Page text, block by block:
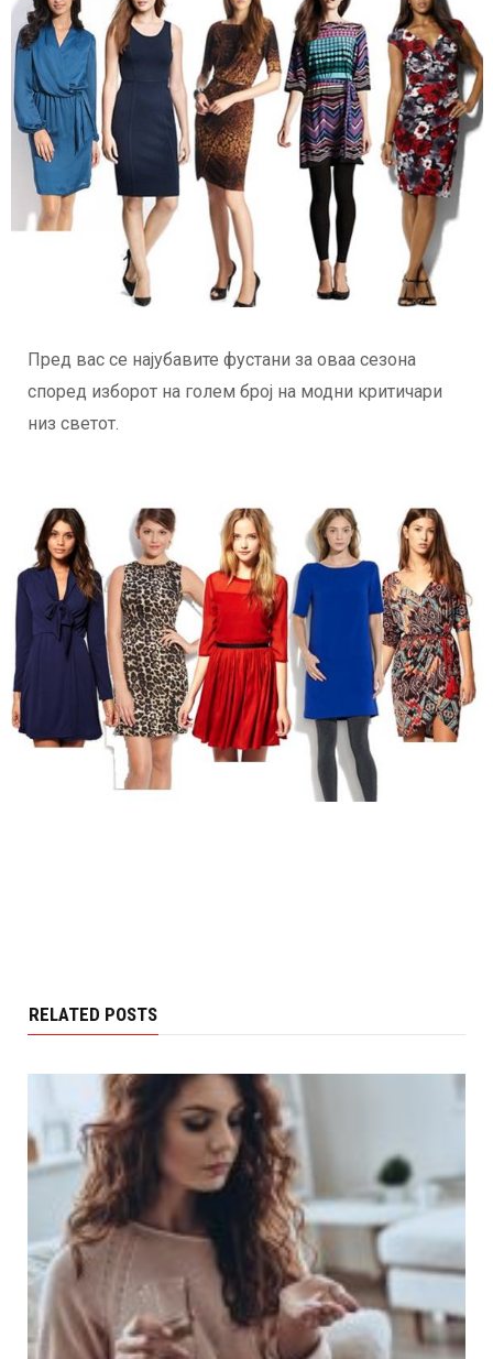
Пред вас се најубавите фустани за оваа сезона
според изборот на голем број на модни критичари
низ светот.
RELATED POSTS